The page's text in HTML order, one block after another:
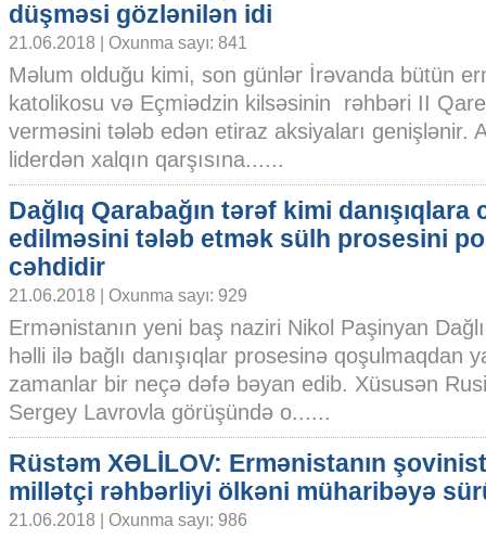
düşməsi gözlənilən idi
21.06.2018 | Oxunma sayı: 841
Məlum olduğu kimi, son günlər İrəvanda bütün
katolikosu və Eçmiədzin kilsəsinin rəhbəri II
verməsini tələb edən etiraz aksiyaları genişlənir.
liderdən xalqın qarşısına......
Dağlıq Qarabağın tərəf kimi danışıqlara
edilməsini tələb etmək sülh prosesini
cəhdidir
21.06.2018 | Oxunma sayı: 929
Ermənistanın yeni baş naziri Nikol Paşinyan
həlli ilə bağlı danışıqlar prosesinə qoşulmaqdan
zamanlar bir neçə dəfə bəyan edib. Xüsusən
Sergey Lavrovla görüşündə o......
Rüstəm XƏLİLOV: Ermənistanın
millətçi rəhbərliyi ölkəni müharibəyə
21.06.2018 | Oxunma sayı: 986